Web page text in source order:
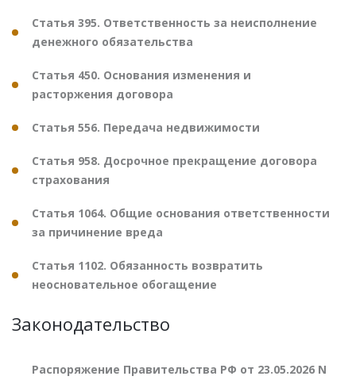
Статья 395. Ответственность за неисполнение
денежного обязательства
Статья 450. Основания изменения и
расторжения договора
Статья 556. Передача недвижимости
Статья 958. Досрочное прекращение договора
страхования
Статья 1064. Общие основания ответственности
за причинение вреда
Статья 1102. Обязанность возвратить
неосновательное обогащение
Законодательство
Распоряжение Правительства РФ от 23.05.2026 N